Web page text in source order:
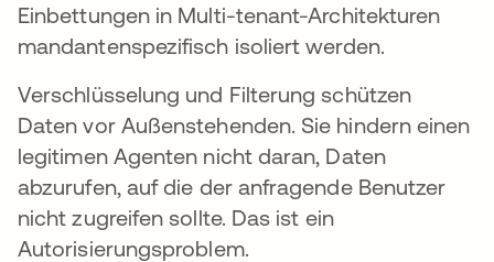
Einbettungen in Multi-tenant-Architekturen
mandantenspezifisch isoliert werden.
Verschlüsselung und Filterung schützen
Daten vor Außenstehenden. Sie hindern einen
legitimen Agenten nicht daran, Daten
abzurufen, auf die der anfragende Benutzer
nicht zugreifen sollte. Das ist ein
Autorisierungsproblem.